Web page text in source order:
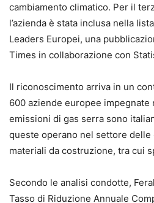
cambiamento climatico. Per il
l’azienda è stata inclusa nella
Leaders Europei, una
Times in collaborazione con
Il riconoscimento arriva in un
600 aziende europee
emissioni di gas serra sono
queste operano nel settore
materiali da costruzione, tra cui
Secondo le analisi condotte,
Tasso di Riduzione Annuale